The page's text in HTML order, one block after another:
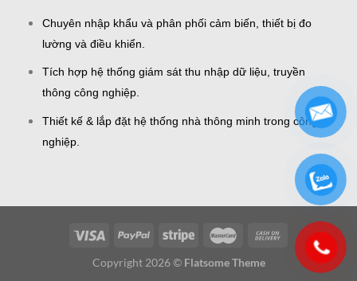
Chuyên nhập khẩu và phân phối cảm biến, thiết bị đo
lường và điều khiển.
Tích hợp hệ thống giám sát thu nhập dữ liệu, truyền
thông công nghiệp.
Thiết kế & lắp đặt hệ thống nhà thông minh trong công
nghiệp.
Copyright 2026 © Flatsome Theme